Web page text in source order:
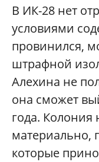
В ИК-28 нет
условиями
провинился,
штрафной
Алехина не
она сможет
года. Колония
материально,
которые